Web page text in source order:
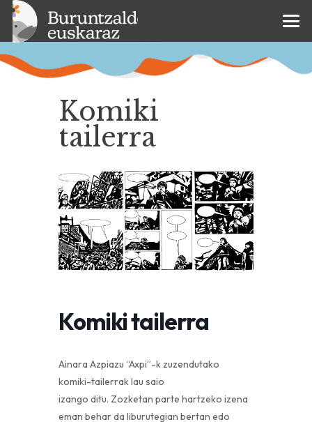
Komiki
tailerra
Komiki tailerra
Ainara Azpiazu “Axpi”-k zuzendutako
komiki-tailerrak lau saio
izango ditu. Zozketan parte hartzeko izena
eman behar da liburutegian bertan edo